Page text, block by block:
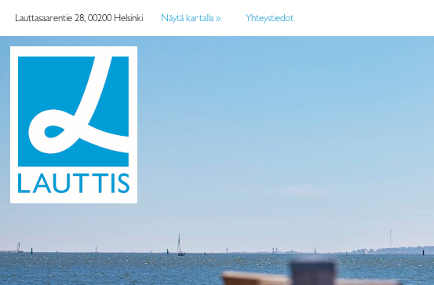
Lauttasaarentie 28, 00200 Helsinki Näytä kartalla » Yhteystiedot